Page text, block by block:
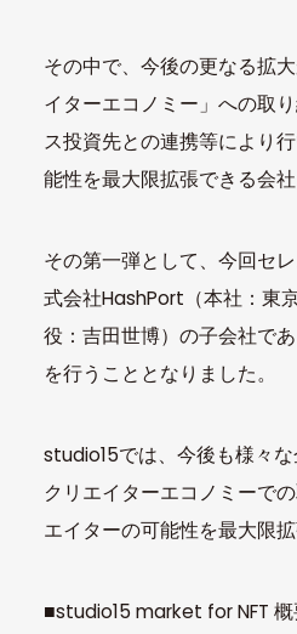
その中で、今後の更なる拡
イターエコノミー」への取
ス投資先との連携等により
能性を最大限拡張できる会社
その第一弾として、今回セ
式会社HashPort（本社：東
役：吉田世博）の子会社で
を行うこととなりました。
studio15では、今後も様々な
クリエイターエコノミーで
エイターの可能性を最大限拡
■studio15 market for NFT